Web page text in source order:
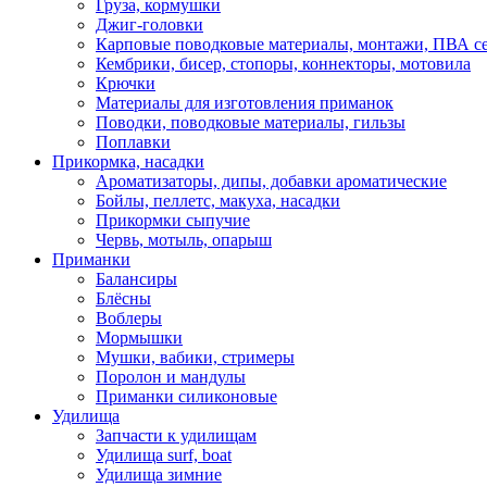
Груза, кормушки
Джиг-головки
Карповые поводковые материалы, монтажи, ПВА
Кембрики, бисер, стопоры, коннекторы, мотовила
Крючки
Материалы для изготовления приманок
Поводки, поводковые материалы, гильзы
Поплавки
Прикормка, насадки
Ароматизаторы, дипы, добавки ароматические
Бойлы, пеллетс, макуха, насадки
Прикормки сыпучие
Червь, мотыль, опарыш
Приманки
Балансиры
Блёсны
Воблеры
Мормышки
Мушки, вабики, стримеры
Поролон и мандулы
Приманки силиконовые
Удилища
Запчасти к удилищам
Удилища surf, boat
Удилища зимние